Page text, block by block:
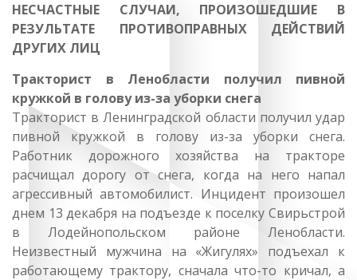
НЕСЧАСТНЫЕ СЛУЧАИ, ПРОИЗОШЕДШИЕ В
РЕЗУЛЬТАТЕ ПРОТИВОПРАВНЫХ ДЕЙСТВИЙ
ДРУГИХ ЛИЦ
Тракторист в Ленобласти получил пивной
кружкой в голову из-за уборки снега
Тракторист в Ленинградской области получил удар
пивной кружкой в голову из-за уборки снега.
Работник дорожного хозяйства на тракторе
расчищал дорогу от снега, когда на него напал
агрессивный автомобилист. Инцидент произошел
днем 13 декабря на подъезде к поселку Свирьстрой
в Лодейнопольском районе Ленобласти.
Неизвестный мужчина на «Жигулях» подъехал к
работающему трактору, сначала что-то кричал, а